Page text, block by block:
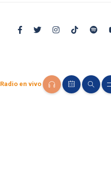
Radio en vivo